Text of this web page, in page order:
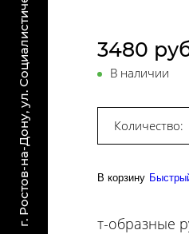
3480
В наличии
Количество:
В корзину
т-образные